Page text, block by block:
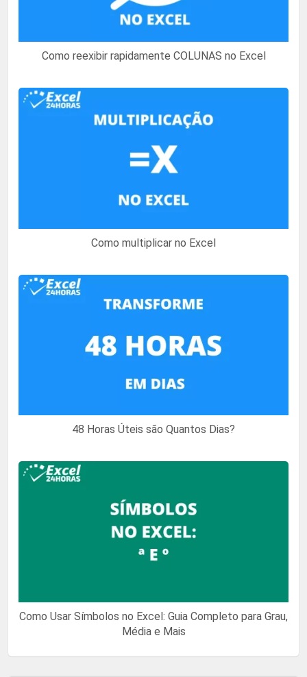
Como reexibir rapidamente COLUNAS no Excel
Como multiplicar no Excel
48 Horas Úteis são Quantos Dias?
Como Usar Símbolos no Excel: Guia Completo para Grau,
Média e Mais